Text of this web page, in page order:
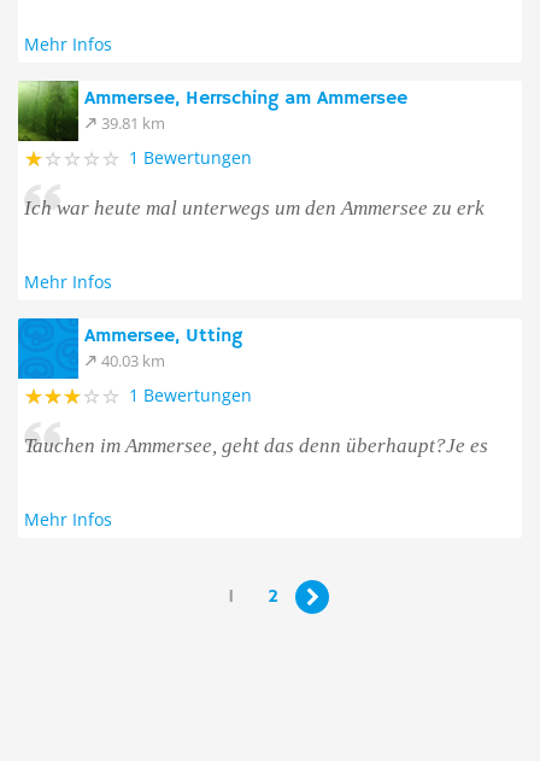
Mehr Infos
Ammersee, Herrsching am Ammersee
39.81 km
1 Bewertungen
Ich war heute mal unterwegs um den Ammersee zu erk
Mehr Infos
Ammersee, Utting
40.03 km
1 Bewertungen
Tauchen im Ammersee, geht das denn überhaupt?Je es
Mehr Infos
1 2 